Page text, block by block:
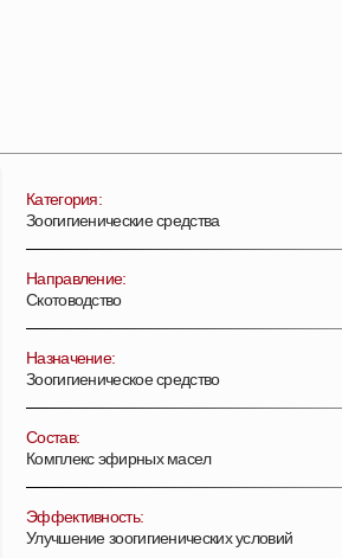
Категория:
Зоогигиенические средства
Направление:
Скотоводство
Назначение:
Зоогигиеническое средство
Состав:
Комплекс эфирных масел
Эффективность:
Улучшение зоогигиенических условий